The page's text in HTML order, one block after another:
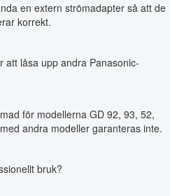
en extern strömadapter så att de
korrekt.
att låsa upp andra Panasonic-
för modellerna GD 92, 93, 52,
andra modeller garanteras inte.
bruk?